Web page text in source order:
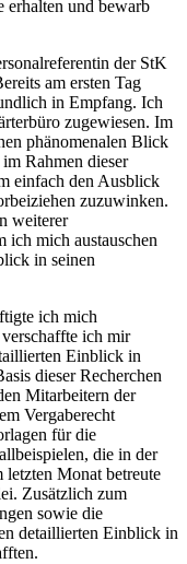
erhalten und bewarb
der StK
am ersten Tag
in Empfang. Ich
zugewiesen. Im
phänomenalen Blick
Rahmen dieser
einfach den Ausblick
zuzuwinken.
weiterer
ich mich austauschen
in seinen
ich mich
ich mir
Einblick in
dieser Recherchen
Mitarbeitern der
Vergaberecht
für die
die in der
letzten Monat betreute
Zusätzlich zum
sowie die
detaillierten Einblick in